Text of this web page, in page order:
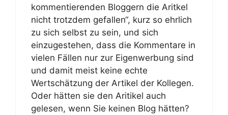
kommentierenden Bloggern die Aritkel
nicht trotzdem gefallen“, kurz so ehrlich
zu sich selbst zu sein, und sich
einzugestehen, dass die Kommentare in
vielen Fällen nur zur Eigenwerbung sind
und damit meist keine echte
Wertschätzung der Artikel der Kollegen.
Oder hätten sie den Aritikel auch
gelesen, wenn Sie keinen Blog hätten?